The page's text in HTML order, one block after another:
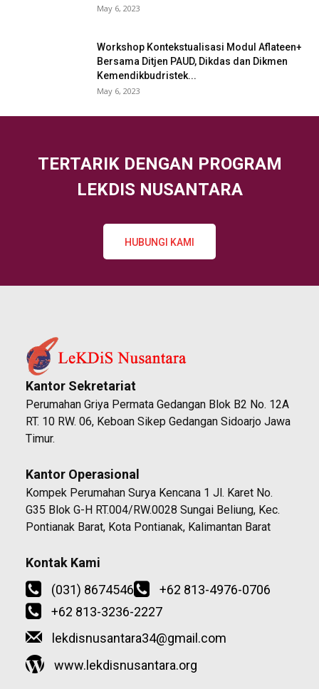
May 6, 2023
Workshop Kontekstualisasi Modul Aflateen+
Bersama Ditjen PAUD, Dikdas dan Dikmen
Kemendikbudristek...
May 6, 2023
TERTARIK DENGAN PROGRAM
LEKDIS NUSANTARA
HUBUNGI KAMI
Kantor Sekretariat
Perumahan Griya Permata Gedangan Blok B2 No. 12A
RT. 10 RW. 06, Keboan Sikep Gedangan Sidoarjo Jawa
Timur.
Kantor Operasional
Kompek Perumahan Surya Kencana 1 Jl. Karet No.
G35 Blok G-H RT.004/RW.0028 Sungai Beliung, Kec.
Pontianak Barat, Kota Pontianak, Kalimantan Barat
Kontak Kami
(031) 8674546
+62 813-4976-0706
+62 813-3236-2227
lekdisnusantara34@gmail.com
www.lekdisnusantara.org